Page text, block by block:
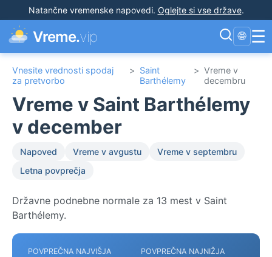
Natančne vremenske napovedi. Oglejte si vse države.
Vreme.vip 🌐 ☰
Vnesite vrednosti spodaj
za pretvorbo
> Saint
Barthélemy
> Vreme v
decembru
Vreme v Saint Barthélemy
v december
Napoved Vreme v avgustu
Vreme v septembru
Letna povprečja
Državne podnebne normale za 13 mest v Saint
Barthélemy.
POVPREČNA NAJVIŠJA POVPREČNA NAJNIŽJA